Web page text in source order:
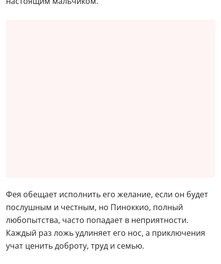
Фея обещает исполнить его желание, если он будет
послушным и честным, но Пиноккио, полный
любопытства, часто попадает в неприятности.
Каждый раз ложь удлиняет его нос, а приключения
учат ценить доброту, труд и семью.